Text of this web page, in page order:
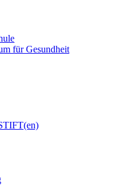
für Gesundheit